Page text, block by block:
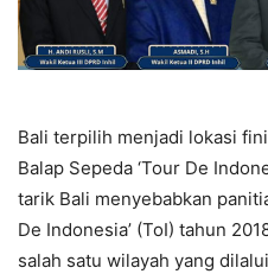
Bali terpilih menjadi lokasi
Balap Sepeda ‘Tour De
tarik Bali menyebabkan
De Indonesia’ (ToI) tahun
salah satu wilayah yang